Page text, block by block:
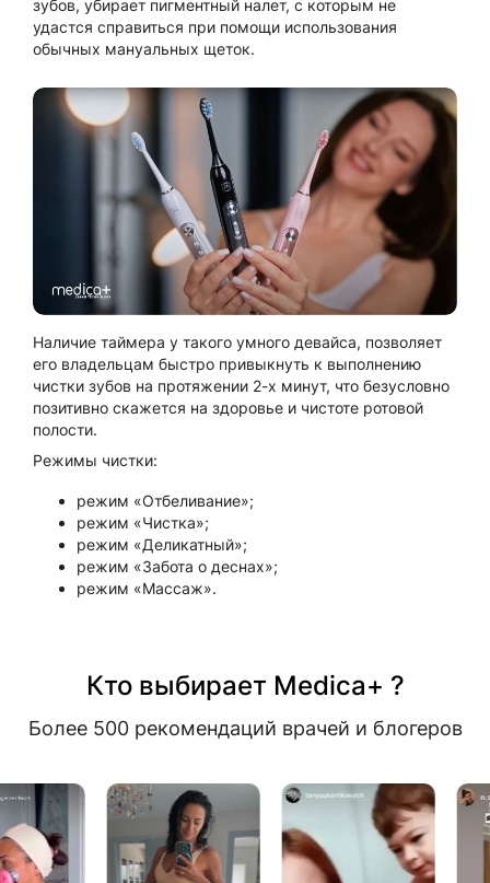
зубов, убирает пигментный налет, с которым не
удастся справиться при помощи использования
обычных мануальных щеток.
Наличие таймера у такого умного девайса, позволяет
его владельцам быстро привыкнуть к выполнению
чистки зубов на протяжении 2-х минут, что безусловно
позитивно скажется на здоровье и чистоте ротовой
полости.
Режимы чистки:
режим «Отбеливание»;
режим «Чистка»;
режим «Деликатный»;
режим «Забота о деснах»;
режим «Массаж».
Кто выбирает Medica+ ?
Более 500 рекомендаций врачей и блогеров